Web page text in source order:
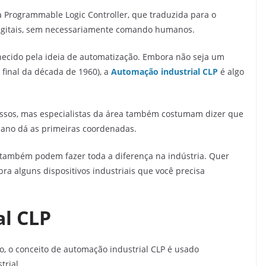
Logic Controller, que traduzida para o
sem necessariamente comando humanos.
pela ideia de automatização. Embora não seja um
da década de 1960), a Automação industrial CLP é algo
mas especialistas da área também costumam dizer que
dá as primeiras coordenadas.
podem fazer toda a diferença na indústria. Quer
alguns dispositivos industriais que você precisa
CLP
o conceito de automação industrial CLP é usado